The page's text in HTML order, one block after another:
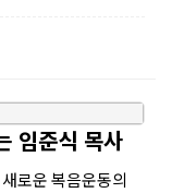
해 참가자들이 내
임준식 목사
로운 복음운동의